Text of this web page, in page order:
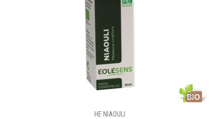
HE NIAOULI